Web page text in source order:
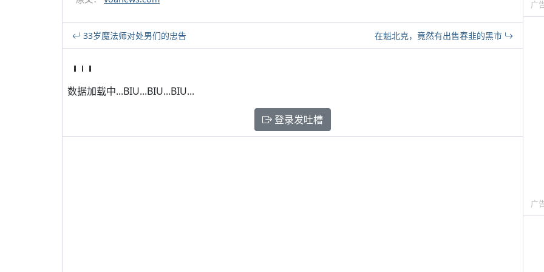
33岁魔法师对处男们的忠告 在魁北克，竟然有出售春韭的黑市
数据加载中...BIU...BIU...BIU...
登录发吐槽
广
广